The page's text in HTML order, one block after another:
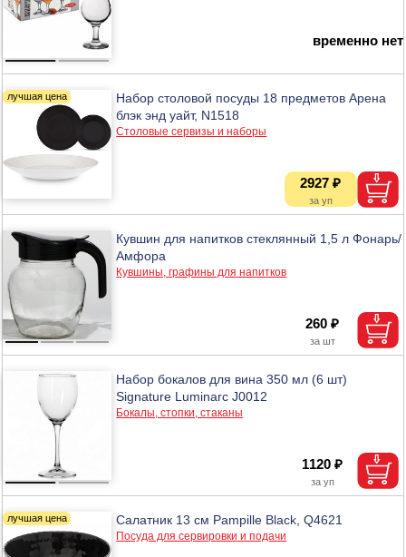
временно нет
Набор столовой посуды 18 предметов Арена
блэк энд уайт, N1518
Столовые сервизы и наборы
2927 ₽
Кувшин для напитков стеклянный 1,5 л Фонарь/
Амфора
Кувшины, графины для напитков
260 ₽
Набор бокалов для вина 350 мл (6 шт)
Signature Luminarc J0012
Бокалы, стопки, стаканы
1120 ₽
Салатник 13 см Pampille Black, Q4621
Посуда для сервировки и подачи